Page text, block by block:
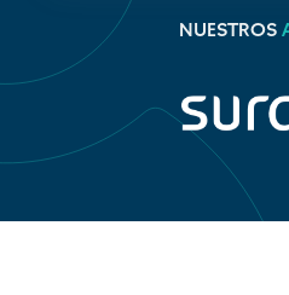
NUESTROS